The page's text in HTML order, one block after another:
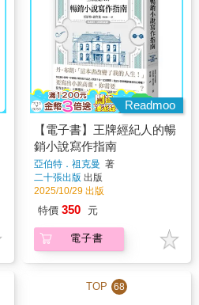
Readmoo
【電子書】王牌經紀人的暢
銷小說寫作指南
亞伯特．祖克曼 著
二十張出版 出版
2025/10/29 出版
特價 350 元
電子書
TOP 68